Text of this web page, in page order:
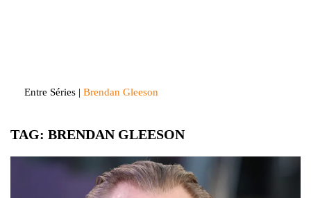
Entre Séries | Brendan Gleeson
TAG: BRENDAN GLEESON